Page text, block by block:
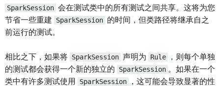
SparkSession 会在测试类中的所有测试之间共享。这将为您
节省一些重建
SparkSession 的时间，但类路径将继承自之
前运行的测试。
相比之下，如果将 SparkSession 声明为 Rule
，则每个单独
的测试都会获得一个新的独立的
SparkSession 。如果在一个
类中有许多测试使用
SparkSession
，这可能会导致显著的性